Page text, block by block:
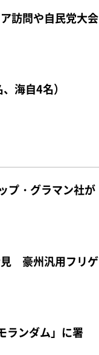
訪問や自民党大会
海自4名）
プ・グラマン社が
見 豪州汎用フリゲ
ランダム」に署